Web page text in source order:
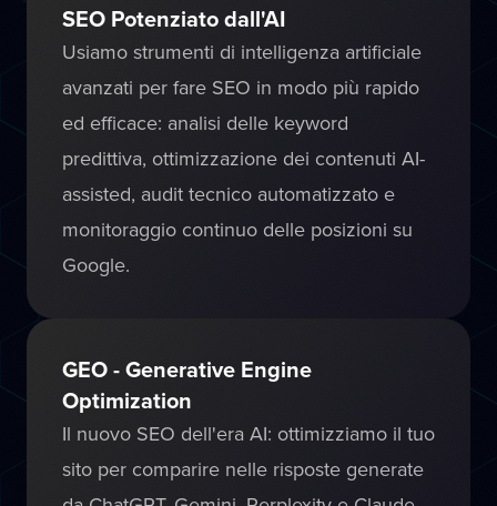
SEO Potenziato dall'AI
Usiamo strumenti di intelligenza artificiale
avanzati per fare SEO in modo più rapido
ed efficace: analisi delle keyword
predittiva, ottimizzazione dei contenuti AI-
assisted, audit tecnico automatizzato e
monitoraggio continuo delle posizioni su
Google.
GEO - Generative Engine
Optimization
Il nuovo SEO dell'era AI: ottimizziamo il tuo
sito per comparire nelle risposte generate